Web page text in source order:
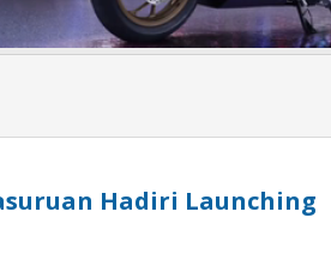
Hadiri Launching